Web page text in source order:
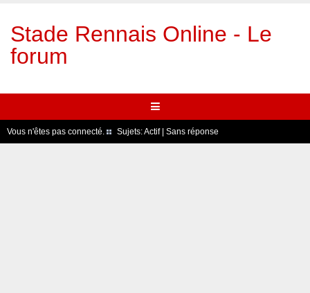
Stade Rennais Online - Le
forum
Vous n'êtes pas connecté. Sujets:Actif| Sans réponse